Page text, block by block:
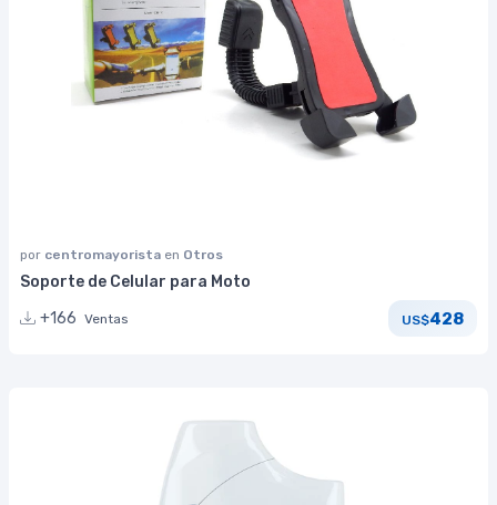
por centromayorista en Otros
Soporte de Celular para Moto
+166 Ventas US$428